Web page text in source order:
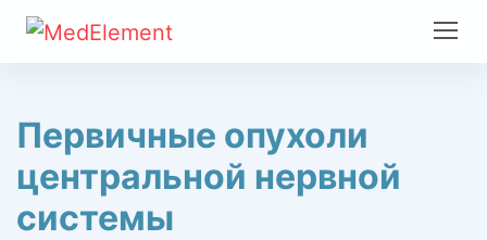
Первичные опухоли
центральной нервной
системы